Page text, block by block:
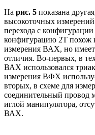
На рис. 5 показана
высокоточных
перехода с
конфигурацию 2T похож
измерения ВАХ, но
отличия. Во-первых, в
ВАХ использовался
измерения ВФХ
вторых, в схеме для
соединительный провод
иглой манипулятора,
ВАХ.